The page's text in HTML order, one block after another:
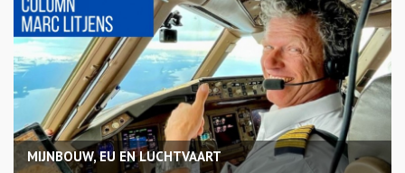
MIJNBOUW, EU EN LUCHTVAART